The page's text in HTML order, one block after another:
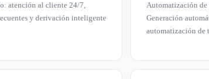
atención al cliente 24/7,
y derivación inteligente
Automatización de
Generación
automatización de